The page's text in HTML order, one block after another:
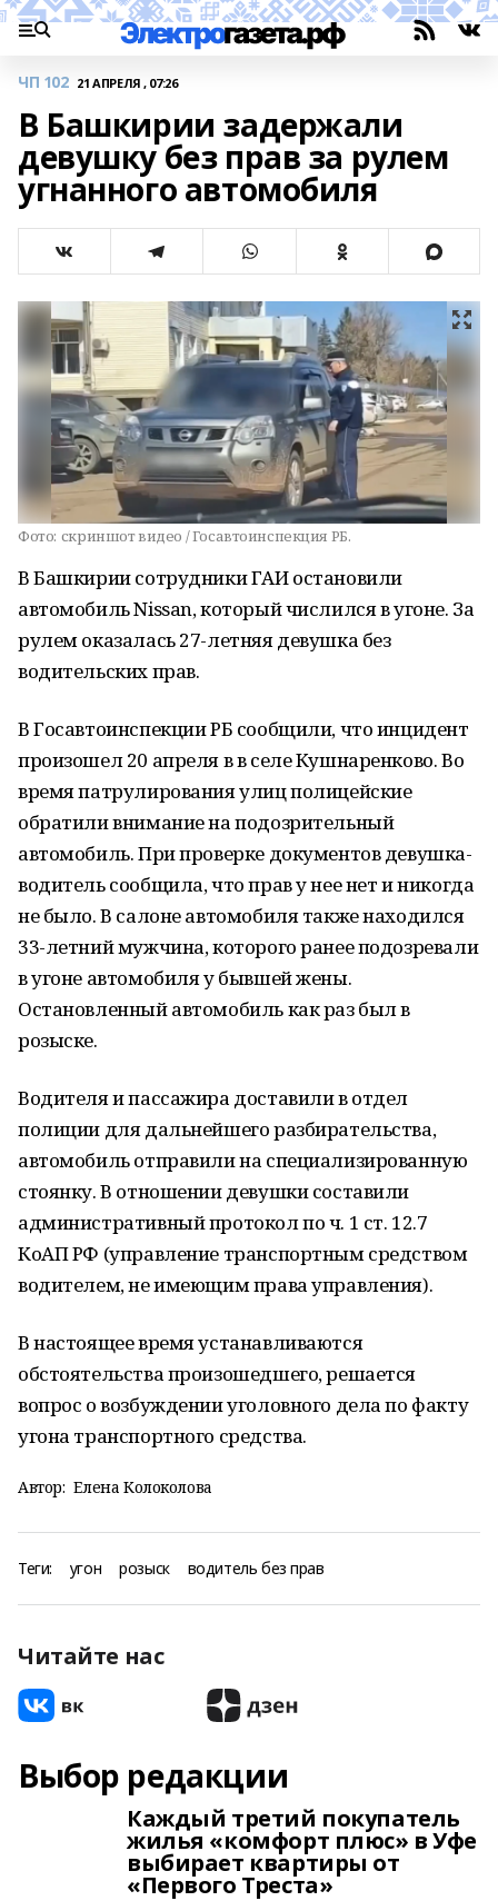
ЧП 102 21 АПРЕЛЯ , 07:26
В Башкирии задержали
девушку без прав за рулем
угнанного автомобиля
Фото: скриншот видео / Госавтоинспекция РБ.
В Башкирии сотрудники ГАИ остановили
автомобиль Nissan, который числился в угоне. За
рулем оказалась 27-летняя девушка без
водительских прав.
В Госавтоинспекции РБ сообщили, что инцидент
произошел 20 апреля в в селе Кушнаренково. Во
время патрулирования улиц полицейские
обратили внимание на подозрительный
автомобиль. При проверке документов девушка-
водитель сообщила, что прав у нее нет и никогда
не было. В салоне автомобиля также находился
33-летний мужчина, которого ранее подозревали
в угоне автомобиля у бывшей жены.
Остановленный автомобиль как раз был в
розыске.
Водителя и пассажира доставили в отдел
полиции для дальнейшего разбирательства,
автомобиль отправили на специализированную
стоянку. В отношении девушки составили
административный протокол по ч. 1 ст. 12.7
КоАП РФ (управление транспортным средством
водителем, не имеющим права управления).
В настоящее время устанавливаются
обстоятельства произошедшего, решается
вопрос о возбуждении уголовного дела по факту
угона транспортного средства.
Автор: Елена Колоколова
Теги: угон розыск водитель без прав
Читайте нас
Выбор редакции
Каждый третий покупатель
жилья «комфорт плюс» в Уфе
выбирает квартиры от
«Первого Треста»